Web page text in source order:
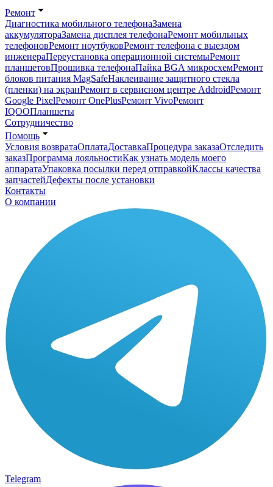
Ремонт
Диагностика мобильного телефонаЗамена
аккумулятораЗамена дисплея телефонаРемонт мобильных
телефоновРемонт ноутбуковРемонт телефона с выездом
инженераПереустановка операционной системыРемонт
планшетовПрошивка телефонаПайка BGA микросхемРемонт
блоков питания MagSafeНаклеивание защитного стекла
(пленки) на экранРемонт в сервисном центре AddroidРемонт
Google PixelРемонт OnePlusРемонт VivoРемонт
IQOOПланшеты
Сотрудничество
Помощь
Условия возвратаОплатаДоставкаПроцедура заказаОтследить
заказПрограмма лояльностиКак узнать модель моего
аппаратаУпаковка посылки перед отправкойКлассы качества
запчастейДефекты после установки
Контакты
О компании
Telegram